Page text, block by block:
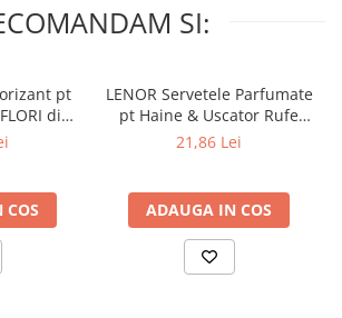
SI:
pt
di
buc
LENOR Servetele Parfumate
pt Haine & Uscator Rufe
SPRING AWAKENING 34 buc
21,86 Lei
ADAUGA IN COS